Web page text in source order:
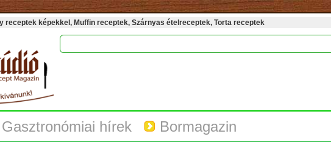
receptek képekkel, Muffin receptek, Szárnyas ételreceptek, Torta receptek
Gasztronómiai hírek Bormagazin